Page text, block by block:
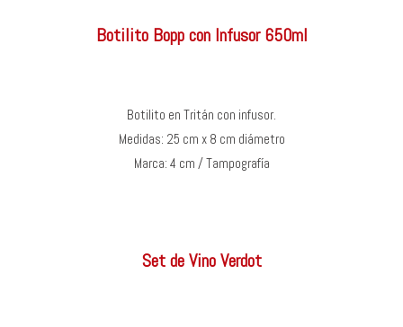
Botilito Bopp con Infusor 650ml
Botilito en Tritán con infusor.
Medidas: 25 cm x 8 cm diámetro
Marca: 4 cm / Tampografía
Set de Vino Verdot